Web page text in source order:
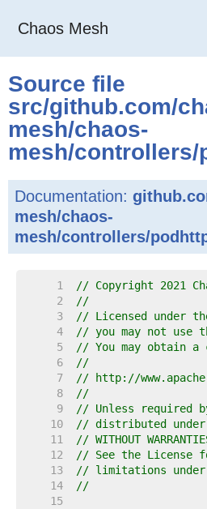
Chaos Mesh
Source file
src/github.com/
mesh/chaos-
mesh/controllers/
Documentation:
mesh/chaos-
mesh/controllers/
     1
// Copyright 2021
     2
//
     3
// Licensed under
     4
// you may not use
     5
// You may obtain a
     6
//
     7
// http://
     8
//
     9
// Unless required
    10
// distributed under
    11
// WITHOUT
    12
// See the License
    13
// limitations under
    14
//
    15